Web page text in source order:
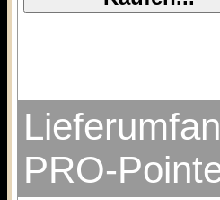
PRO-